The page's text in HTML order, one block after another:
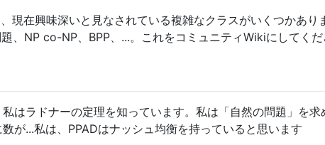
現在興味深いと見なされている複雑なクラスがいくつかあり
、NP co-NP、BPP、...。これをコミュニティWikiにしてくだ
はラドナーの定理を知っています。私は「自然の問題」を求
が...私は、PPADはナッシュ均衡を持っていると思います